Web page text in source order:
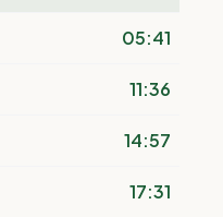
05:41
11:36
14:57
17:31